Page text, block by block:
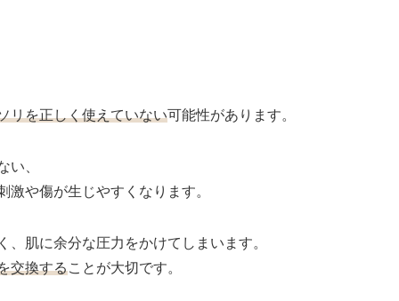
リを正しく使えていない可能性があります。
い、
や傷が生じやすくなります。
肌に余分な圧力をかけてしまいます。
交換することが大切です。